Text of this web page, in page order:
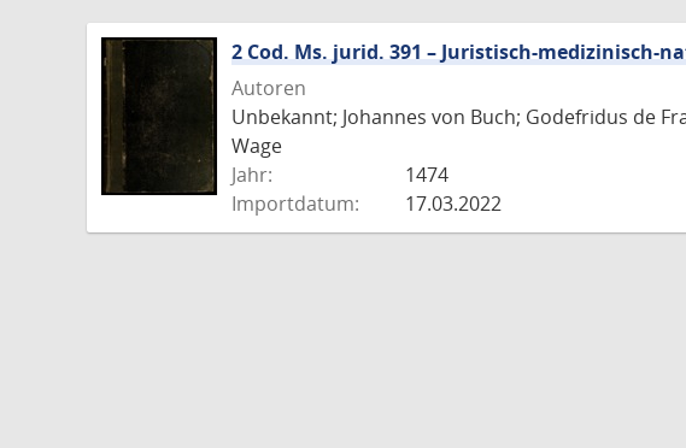
2 Cod. Ms. jurid. 391 – Juristisch-
Autoren
Unbekannt; Johannes von Buch; Godefridus de
Wage
Jahr:
1474
Importdatum:
17.03.2022